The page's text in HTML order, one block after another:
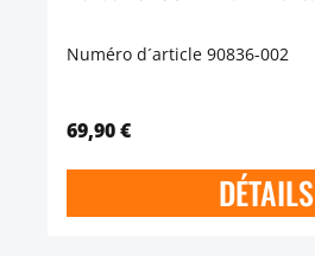
Numéro d´article 90836-002
69,90 €
DÉTAILS